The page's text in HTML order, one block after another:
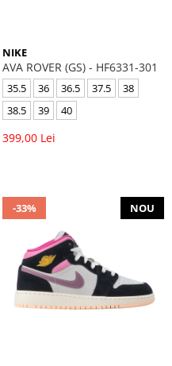
NIKE
AVA ROVER (GS) - HF6331-301
35.5 36 36.5 37.5
38
38.5
39 40
399,00 Lei
-33% NOU